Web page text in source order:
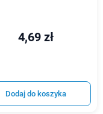
4,69 zł
Dodaj do koszyka